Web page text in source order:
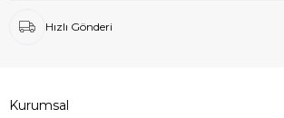
Hızlı Gönderi
Kurumsal